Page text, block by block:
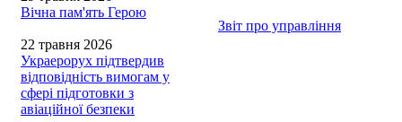
Вічна пам'ять Герою
22 травня 2026
Украерорух підтвердив
відповідність вимогам у
сфері підготовки з
авіаційної безпеки
Звіт про управління